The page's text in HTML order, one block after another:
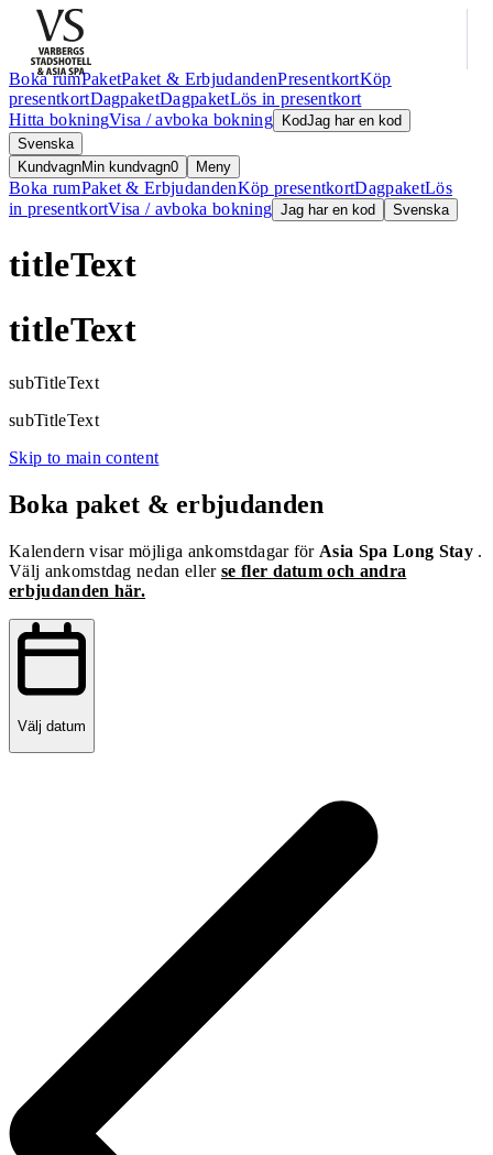
Boka rumPaketPaket & ErbjudandenPresentkortKöp
presentkortDagpaketDagpaketLös in presentkort
Hitta bokningVisa / avboka bokning KodJag har en kod
Svenska
KundvagnMin kundvagn0 Meny
Boka rumPaket & ErbjudandenKöp presentkortDagpaketLös
in presentkortVisa / avboka bokning Jag har en kod Svenska
titleText
titleText
subTitleText
subTitleText
Skip to main content
Boka paket & erbjudanden
Kalendern visar möjliga ankomstdagar för Asia Spa Long Stay .
Välj ankomstdag nedan eller se fler datum och andra
erbjudanden här.
Välj datum